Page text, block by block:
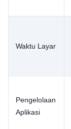
Waktu Layar
Pengelolaan
Aplikasi